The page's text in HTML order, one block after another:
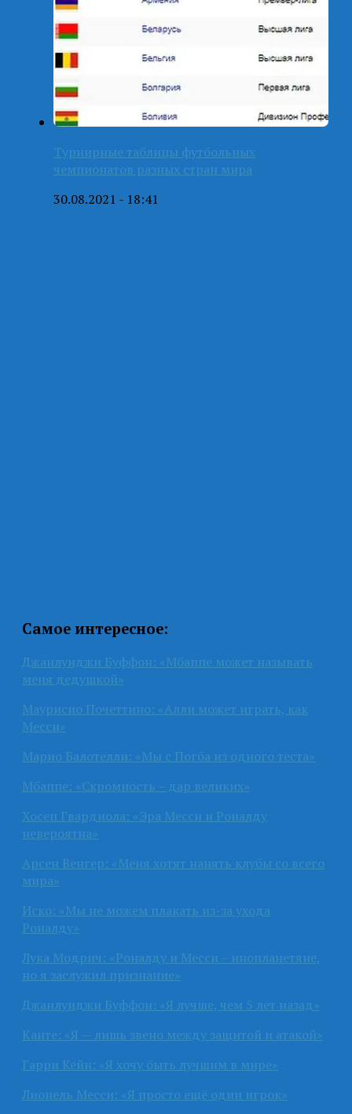
Турнирные таблицы футбольных
чемпионатов разных стран мира
30.08.2021 - 18:41
Самое интересное:
Джанлуиджи Буффон: «Мбаппе может называть
меня дедушкой»
Маурисио Почеттино: «Алли может играть, как
Месси»
Марио Балотелли: «Мы с Погба из одного теста»
Мбаппе: «Скромность – дар великих»
Хосеп Гвардиола: «Эра Месси и Роналду
невероятна»
Арсен Венгер: «Меня хотят нанять клубы со всего
мира»
Иско: «Мы не можем плакать из-за ухода
Роналду»
Лука Модрич: «Роналду и Месси – инопланетяне,
но я заслужил признание»
Джанлуиджи Буффон: «Я лучше, чем 5 лет назад»
Канте: «Я — лишь звено между защитой и атакой»
Гарри Кейн: «Я хочу быть лучшим в мире»
Лионель Месси: «Я просто ещё один игрок»